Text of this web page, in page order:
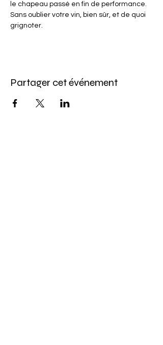
le chapeau passé en fin de performance.
Sans oublier votre vin, bien sûr, et de quoi
grignoter.
Partager cet événement